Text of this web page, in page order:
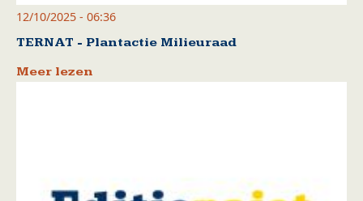
12/10/2025 - 06:36
TERNAT - Plantactie Milieuraad
Meer lezen